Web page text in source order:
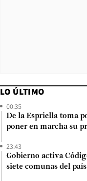
LO ÚLTIMO
00:35
De la Espriella toma
poner en marcha su
23:43
Gobierno activa
siete comunas del